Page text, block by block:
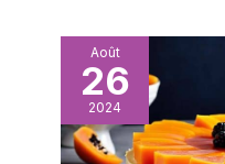
Août
26
2024